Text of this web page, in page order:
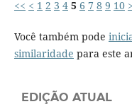
<< < 1 2 3 4 5 6 7 8 9 10 >
Você também pode
similaridade para este
EDIÇÃO ATUAL